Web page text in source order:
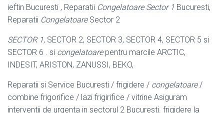
ieftin Bucuresti , Reparatii Congelatoare Sector 1 Bucuresti,
Reparatii CongelatoareSector 2
SECTOR 1, SECTOR 2, SECTOR 3, SECTOR 4, SECTOR 5 si
SECTOR 6 . si congelatoarepentru marcile ARCTIC,
INDESIT, ARISTON, ZANUSSI, BEKO,
Reparatii si Service Bucuresti / frigidere / congelatoare/
combine frigorifice / lazi frigirifice / vitrine Asiguram
interventii de urgenta in sectorul 2 Bucuresti. frigidere la